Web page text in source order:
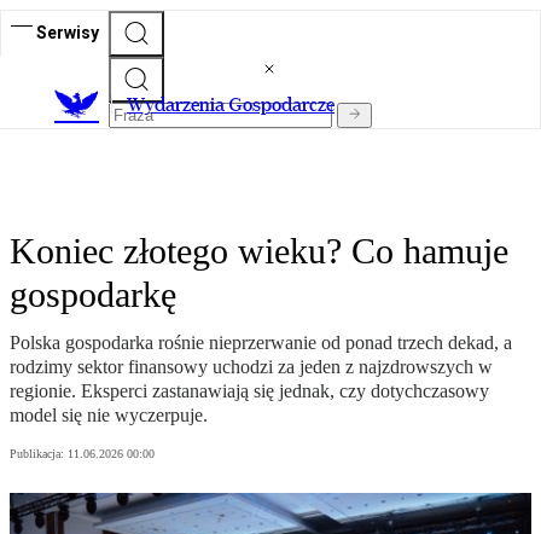
Serwisy
Wydarzenia Gospodarcze
Koniec złotego wieku? Co hamuje
gospodarkę
Polska gospodarka rośnie nieprzerwanie od ponad trzech dekad, a
rodzimy sektor finansowy uchodzi za jeden z najzdrowszych w
regionie. Eksperci zastanawiają się jednak, czy dotychczasowy
model się nie wyczerpuje.
Publikacja: 11.06.2026 00:00